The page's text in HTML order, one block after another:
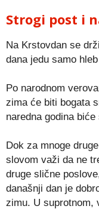
Strogi post i
Na Krstovdan se
dana jedu samo
Po narodnom
zima će biti bogata
naredna godina biće
Dok za mnoge
slovom važi da ne
druge slične
današnji dan je
zimu. U suprotnom,